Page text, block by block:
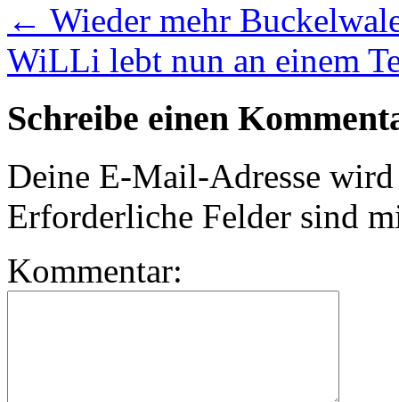
← Wieder mehr
WiLLi lebt nun an einem
Schreibe einen
Deine E-Mail-Adresse
Erforderliche Felder sind
Kommentar: